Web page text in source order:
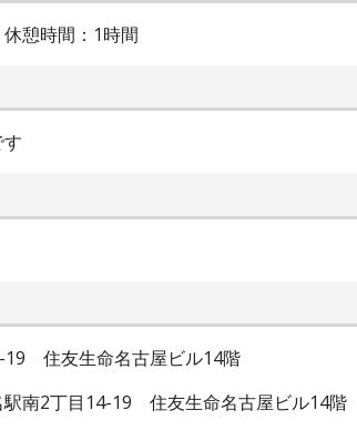
憩時間：1時間
19 住友生命名古屋ビル14階
南2丁目14-19 住友生命名古屋ビル14階